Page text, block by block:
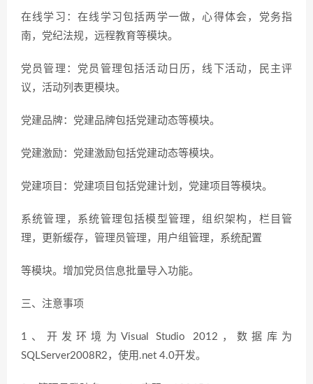
在线学习：在线学习包括两学一做，心得体会，党务指
南，党纪法规，远程教育等模块。
党员管理：党员管理包括活动日历，线下活动，民主评
议，活动列表更模块。
党建品牌：党建品牌包括党建动态等模块。
党建激励：党建激励包括党建动态等模块。
党建项目：党建项目包括党建计划，党建项目等模块。
系统管理，系统管理包括模型管理，组织架构，栏目管
理，更新缓存，管理员管理，用户组管理，系统配置
等模块。增加党员信息批量导入功能。
三、注意事项
1、开发环境为Visual Studio 2012，数据库为
SQLServer2008R2，使用.net 4.0开发。